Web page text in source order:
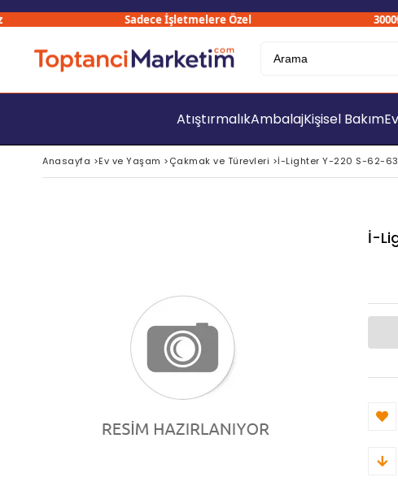
Sadece İşletmelere Özel 3000₺
AtıştırmalıkAmbalajKişisel Bakım
Anasayfa >Ev ve Yaşam >Çakmak ve Türevleri >İ-Lighter Y-220 S-62-63
İ-